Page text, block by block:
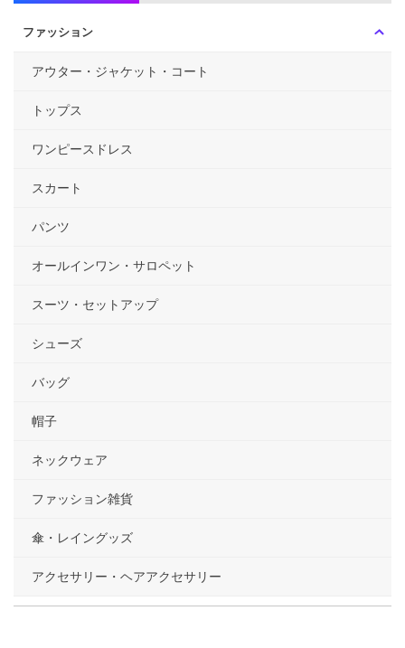
ファッション
アウター・ジャケット・コート
トップス
ワンピースドレス
スカート
パンツ
オールインワン・サロペット
スーツ・セットアップ
シューズ
バッグ
帽子
ネックウェア
ファッション雑貨
傘・レイングッズ
アクセサリー・ヘアアクセサリー